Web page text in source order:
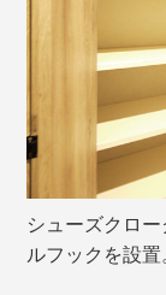
シューズクロ
ルフックを設置